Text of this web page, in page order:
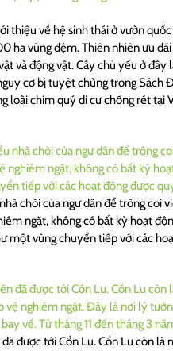
thiệu về hệ sinh thái ở vườn
ha vùng đệm. Thiên nhiên ưu
và động vật. Cây chủ yếu ở
cơ bị tuyệt chủng trong
chim quý di cư chống rét tại
chòi của ngư dân để trông coi
ngặt, không có bất kỳ hoạt
một vùng chuyển tiếp với các
được tới Cồn Lu. Cồn Lu còn